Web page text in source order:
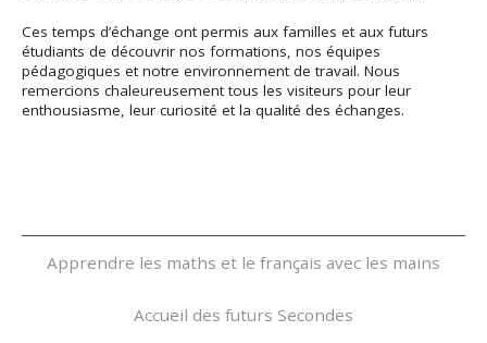
Ces temps d’échange ont permis aux familles et aux futurs
étudiants de découvrir nos formations, nos équipes
pédagogiques et notre environnement de travail. Nous
remercions chaleureusement tous les visiteurs pour leur
enthousiasme, leur curiosité et la qualité des échanges.
Navigation
Apprendre les maths et le français avec les mains
Accueil des futurs Secondes